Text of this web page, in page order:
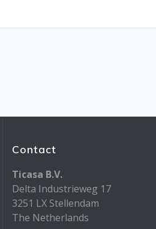
Contact
Ticasa B.V.
Delta Industrieweg 17
3251 LX Stellendam
The Netherlands